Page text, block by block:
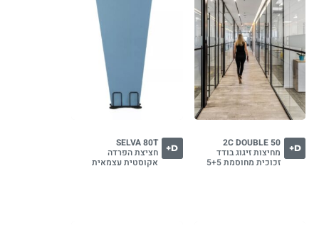
D+
2C DOUBLE 50
מחיצות זיגוג בודד
זכוכית מחוסמת 5+5
D+
SELVA 80T
חציצת הפרדה
אקוסטית עצמאית